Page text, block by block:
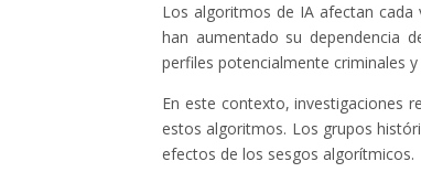
Los algoritmos de IA afectan cada
han aumentado su dependencia
perfiles potencialmente criminales
En este contexto, investigaciones
estos algoritmos. Los grupos
efectos de los sesgos algorítmicos.